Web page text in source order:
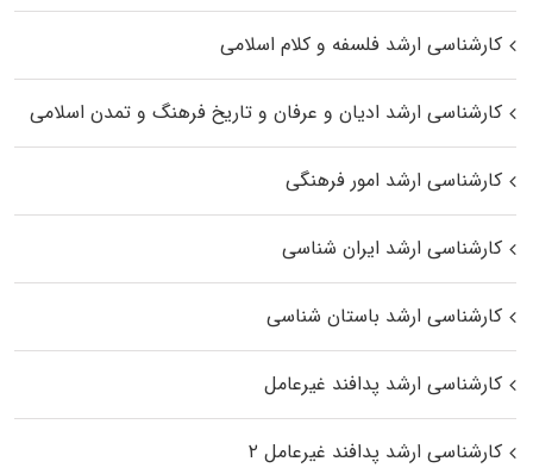
کارشناسی ارشد فلسفه و کلام اسلامی
کارشناسی ارشد ادیان و عرفان و تاریخ فرهنگ و تمدن اسلامی
کارشناسی ارشد امور فرهنگی
کارشناسی ارشد ایران شناسی
کارشناسی ارشد باستان شناسی
کارشناسی ارشد پدافند غیرعامل
کارشناسی ارشد پدافند غیرعامل ۲